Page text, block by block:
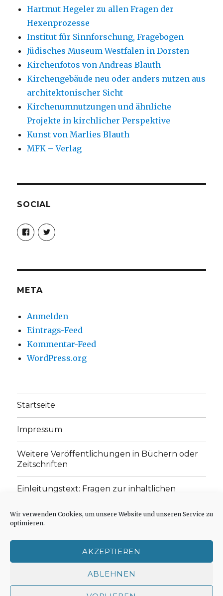
Wir verwenden Cookies, um unsere Website und unseren Service zu
optimieren.
AKZEPTIEREN
ABLEHNEN
Hartmut Hegeler zu allen Fragen der
Hexenprozesse
Institut für Sinnforschung, Fragebogen
Jüdisches Museum Westfalen in Dorsten
Kirchenfotos von Andreas Blauth
Kirchengebäude neu oder anders nutzen aus
architektonischer Sicht
Kirchenumnutzungen und ähnliche
Projekte in kirchlicher Perspektive
Kunst von Marlies Blauth
MFK – Verlag
SOCIAL
Profil
von
christoph.fleischer1
anzeigen
Profil
von
anzeigen
META
Anmelden
Eintrags-Feed
Kommentar-Feed
WordPress.org
Startseite
Impressum
Weitere Veröffentlichungen in Büchern oder
Zeitschriften
Einleitungstext: Fragen zur inhaltlichen
„schwachen Glaubens“
Cookie-Richtlinie (EU)